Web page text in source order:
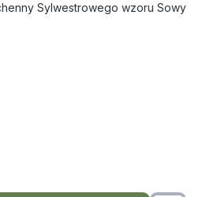
Sylwestrowego wzoru Sowy